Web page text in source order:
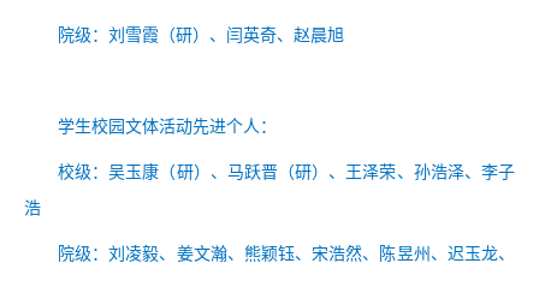
院级： 刘雪霞（研）、闫英奇、赵晨旭
学生校园文体活动先进个人：
校级：吴玉康 （研） 、马跃晋 （研） 、
王泽荣、孙浩泽、李子
浩
院级：刘凌毅、姜文瀚、熊颖钰、宋浩然、陈昱州、迟玉龙、